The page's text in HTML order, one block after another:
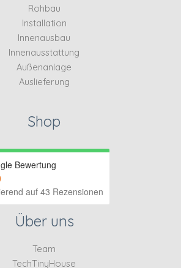
Rohbau
Installation
Innenausbau
Innenausstattung
Außenanlage
Auslieferung
Shop
Bewertung
auf 43 Rezensionen
Über uns
Team
TechTinyHouse